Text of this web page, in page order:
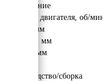
Охлаждение
Обороты двигателя, об/
Длина, мм
Ширина, мм
Высота, мм
Производство/сборка